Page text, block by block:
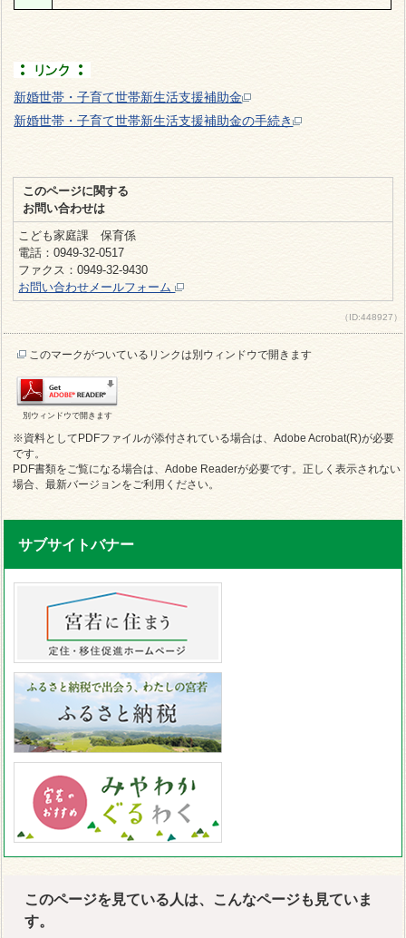
新婚世帯・子育て世帯新生活支援補助金
新婚世帯・子育て世帯新生活支援補助金の手続き
このページに関する
お問い合わせは
こども家庭課 保育係
電話：0949-32-0517
ファクス：0949-32-9430
お問い合わせメールフォーム
（ID:448927）
このマークがついているリンクは別ウィンドウで開きます
別ウィンドウで開きます
※資料としてPDFファイルが添付されている場合は、Adobe Acrobat(R)が必要
です。
PDF書類をご覧になる場合は、Adobe Readerが必要です。正しく表示されない
場合、最新バージョンをご利用ください。
サブサイトバナー
このページを見ている人は、こんなページも見ていま
す。